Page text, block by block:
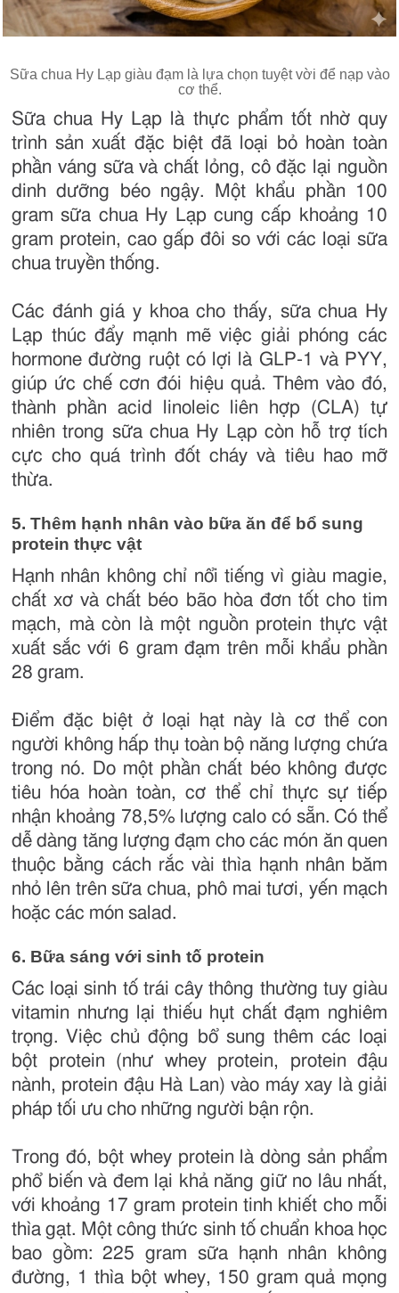
Sữa chua Hy Lạp giàu đạm là lựa chọn tuyệt vời để nạp vào
cơ thể.
Sữa chua Hy Lạp là thực phẩm tốt nhờ quy
trình sản xuất đặc biệt đã loại bỏ hoàn toàn
phần váng sữa và chất lỏng, cô đặc lại nguồn
dinh dưỡng béo ngậy. Một khẩu phần 100
gram sữa chua Hy Lạp cung cấp khoảng 10
gram protein, cao gấp đôi so với các loại sữa
chua truyền thống.
Các đánh giá y khoa cho thấy, sữa chua Hy
Lạp thúc đẩy mạnh mẽ việc giải phóng các
hormone đường ruột có lợi là GLP-1 và PYY,
giúp ức chế cơn đói hiệu quả. Thêm vào đó,
thành phần acid linoleic liên hợp (CLA) tự
nhiên trong sữa chua Hy Lạp còn hỗ trợ tích
cực cho quá trình đốt cháy và tiêu hao mỡ
thừa.
5. Thêm hạnh nhân vào bữa ăn để bổ sung
protein thực vật
Hạnh nhân không chỉ nổi tiếng vì giàu magie,
chất xơ và chất béo bão hòa đơn tốt cho tim
mạch, mà còn là một nguồn protein thực vật
xuất sắc với 6 gram đạm trên mỗi khẩu phần
28 gram.
Điểm đặc biệt ở loại hạt này là cơ thể con
người không hấp thụ toàn bộ năng lượng chứa
trong nó. Do một phần chất béo không được
tiêu hóa hoàn toàn, cơ thể chỉ thực sự tiếp
nhận khoảng 78,5% lượng calo có sẵn. Có thể
dễ dàng tăng lượng đạm cho các món ăn quen
thuộc bằng cách rắc vài thìa hạnh nhân băm
nhỏ lên trên sữa chua, phô mai tươi, yến mạch
hoặc các món salad.
6. Bữa sáng với sinh tố protein
Các loại sinh tố trái cây thông thường tuy giàu
vitamin nhưng lại thiếu hụt chất đạm nghiêm
trọng. Việc chủ động bổ sung thêm các loại
bột protein (như whey protein, protein đậu
nành, protein đậu Hà Lan) vào máy xay là giải
pháp tối ưu cho những người bận rộn.
Trong đó, bột whey protein là dòng sản phẩm
phổ biến và đem lại khả năng giữ no lâu nhất,
với khoảng 17 gram protein tinh khiết cho mỗi
thìa gạt. Một công thức sinh tố chuẩn khoa học
bao gồm: 225 gram sữa hạnh nhân không
đường, 1 thìa bột whey, 150 gram quả mọng